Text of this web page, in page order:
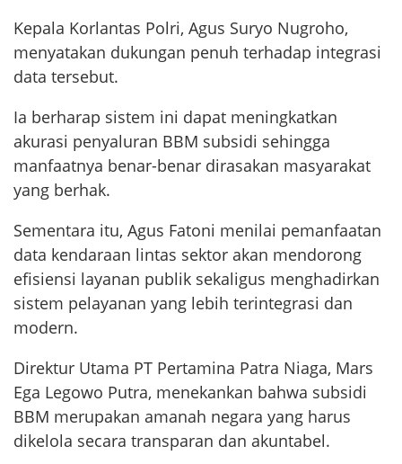
Kepala Korlantas Polri, Agus Suryo Nugroho,
menyatakan dukungan penuh terhadap integrasi
data tersebut.
Ia berharap sistem ini dapat meningkatkan
akurasi penyaluran BBM subsidi sehingga
manfaatnya benar-benar dirasakan masyarakat
yang berhak.
Sementara itu, Agus Fatoni menilai pemanfaatan
data kendaraan lintas sektor akan mendorong
efisiensi layanan publik sekaligus menghadirkan
sistem pelayanan yang lebih terintegrasi dan
modern.
Direktur Utama PT Pertamina Patra Niaga, Mars
Ega Legowo Putra, menekankan bahwa subsidi
BBM merupakan amanah negara yang harus
dikelola secara transparan dan akuntabel.